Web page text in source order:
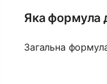
Яка формула
Загальна